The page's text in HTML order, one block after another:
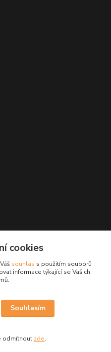
cookies
souhlas s použitím souborů
informace týkající se Vašich
Souhlasím
odmítnout zde.